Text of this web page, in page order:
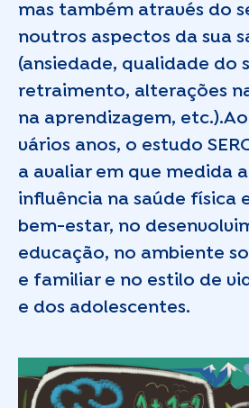
mas também através do
noutros aspectos da sua
(ansiedade, qualidade do
retraimento, alterações
na aprendizagem,
vários anos, o estudo
a avaliar em que medida
influência na saúde física
bem-estar, no
educação, no ambiente
e familiar e no estilo de
e dos adolescentes.